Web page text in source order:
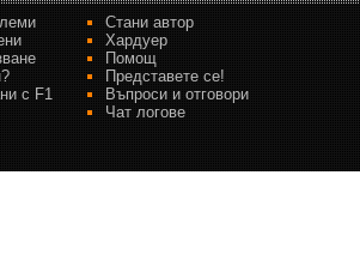
Стани автор
Хардуер
Помощ
Представете се!
с F1
Въпроси и отговори
Чат логове